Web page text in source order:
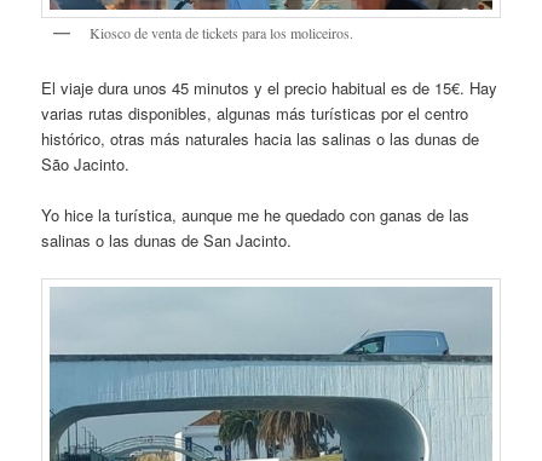
Kiosco de venta de tickets para los moliceiros.
El viaje dura unos 45 minutos y el precio habitual es de 15€. Hay
varias rutas disponibles, algunas más turísticas por el centro
histórico, otras más naturales hacia las salinas o las dunas de
São Jacinto.
Yo hice la turística, aunque me he quedado con ganas de las
salinas o las dunas de San Jacinto.